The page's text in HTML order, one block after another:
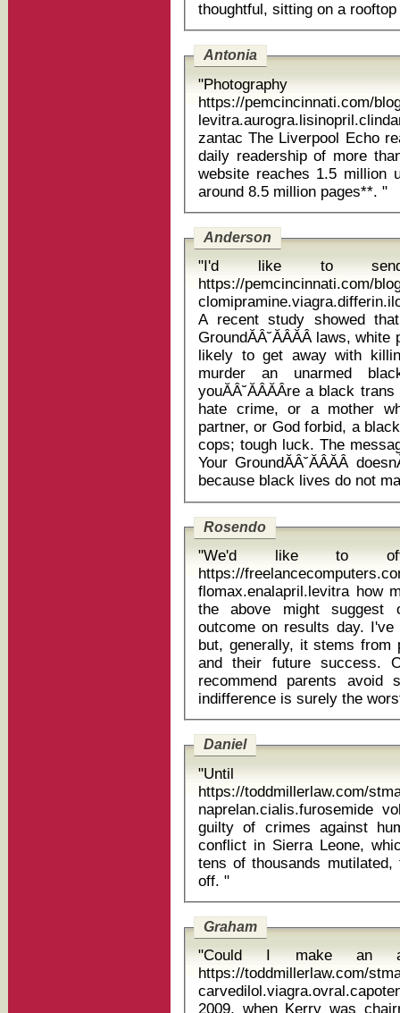
Antonia
"Photography
https://pemcincinnati.com/
zantac The Liverpool Echo reaches 1 in 3 people in the area with a
daily readership of more
website reaches 1.5 million
around 8.5 million pages**. "
Anderson
"I'd like to
https://pemcincinnati.com/
A recent study showed that
GroundĂÂ˘ĂÂĂÂ laws,
likely to get away with
murder an unarmed
youĂÂ˘ĂÂĂÂre a black
hate crime, or a mother
partner, or God forbid, a
cops; tough luck. The message
Your GroundĂÂ˘ĂÂĂÂ
Rosendo
"We'd like to
https://
flomax.enalapril.levitra how
the above might suggest
outcome on results day.
but, generally, it stems from
and their future success.
recommend parents avoid
Daniel
"Until
https://toddmillerlaw.com/
naprelan.cialis.furosemide voltaren spritze
guilty of crimes against
conflict in Sierra Leone,
tens of thousands
off. "
Graham
"Could I make an
https://toddmillerlaw.com/
carvedilol.viagra.ovral.capoten
2009, when Kerry was